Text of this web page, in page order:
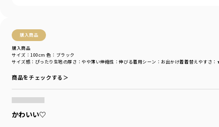
購入商品
購入商品
サイズ感 ：ぴったり 生地の厚さ ：やや薄い伸縮性 ：伸びる着用シーン ：お出かけ着着替えやすさ
サイズ：100cm 色：ブラック
商品をチェックする＞
かわいい♡